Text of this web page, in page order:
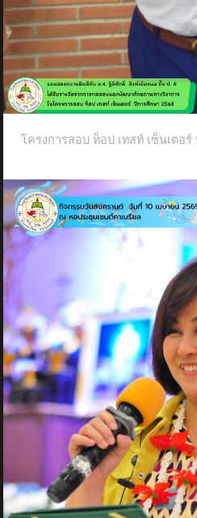
โครงการสอบ ท็อป เทสท์ เซ็นเตอ